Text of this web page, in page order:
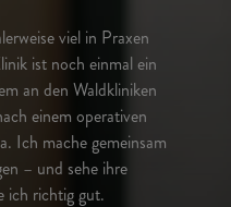
viel in Praxen
ist noch einmal ein
an den Waldkliniken
einem operativen
Ich mache gemeinsam
– und sehe ihre
ich richtig gut.